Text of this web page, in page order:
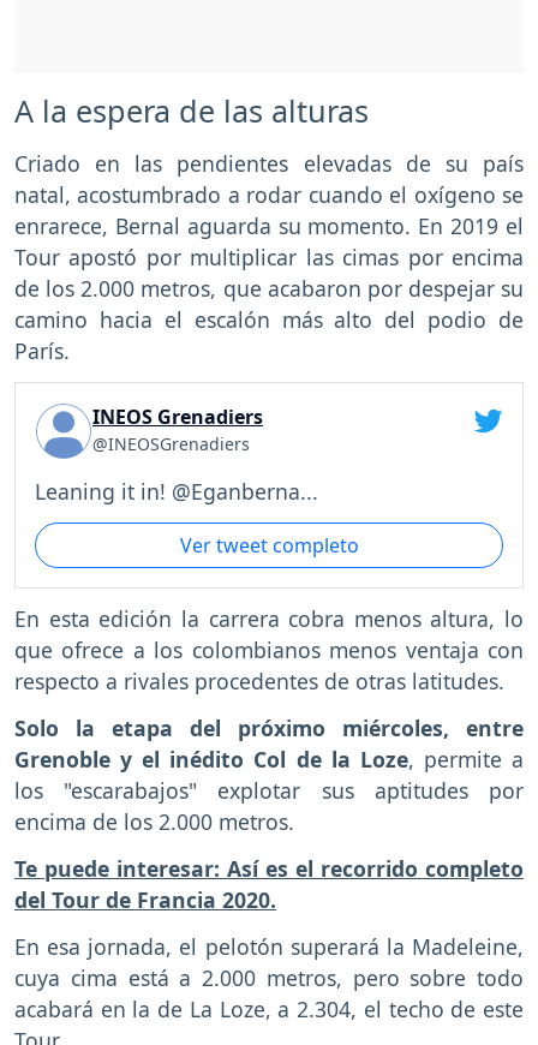
A la espera de las alturas
Criado en las pendientes elevadas de su país
natal, acostumbrado a rodar cuando el oxígeno se
enrarece, Bernal aguarda su momento. En 2019 el
Tour apostó por multiplicar las cimas por encima
de los 2.000 metros, que acabaron por despejar su
camino hacia el escalón más alto del podio de
París.
INEOS Grenadiers
@INEOSGrenadiers
Leaning it in! @Eganberna...
Ver tweet completo
En esta edición la carrera cobra menos altura, lo
que ofrece a los colombianos menos ventaja con
respecto a rivales procedentes de otras latitudes.
Solo la etapa del próximo miércoles, entre
Grenoble y el inédito Col de la Loze, permite a
los "escarabajos" explotar sus aptitudes por
encima de los 2.000 metros.
Te puede interesar: Así es el recorrido completo
del Tour de Francia 2020.
En esa jornada, el pelotón superará la Madeleine,
cuya cima está a 2.000 metros, pero sobre todo
acabará en la de La Loze, a 2.304, el techo de este